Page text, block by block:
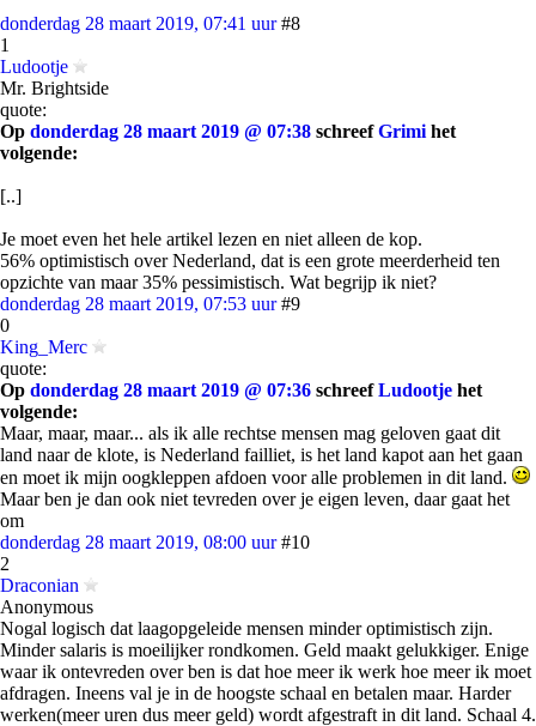
donderdag 28 maart 2019, 07:41 uur #8
1
Ludootje
Mr. Brightside
quote:
Op donderdag 28 maart 2019 @ 07:38 schreefGrimi het
volgende:
[..]
Je moet even het hele artikel lezen en niet alleen de kop.
56% optimistisch over Nederland, dat is een grote meerderheid ten
opzichte van maar 35% pessimistisch. Wat begrijp ik niet?
donderdag 28 maart 2019, 07:53 uur #9
0
King_Merc
quote:
Op donderdag 28 maart 2019 @ 07:36 schreefLudootje het
volgende:
Maar, maar, maar... als ik alle rechtse mensen mag geloven gaat dit
land naar de klote, is Nederland failliet, is het land kapot aan het gaan
en moet ik mijn oogkleppen afdoen voor alle problemen in dit land.
Maar ben je dan ook niet tevreden over je eigen leven, daar gaat het
om
donderdag 28 maart 2019, 08:00 uur #10
2
Draconian
Anonymous
Nogal logisch dat laagopgeleide mensen minder optimistisch zijn.
Minder salaris is moeilijker rondkomen. Geld maakt gelukkiger. Enige
waar ik ontevreden over ben is dat hoe meer ik werk hoe meer ik moet
afdragen. Ineens val je in de hoogste schaal en betalen maar. Harder
werken(meer uren dus meer geld) wordt afgestraft in dit land. Schaal 4.